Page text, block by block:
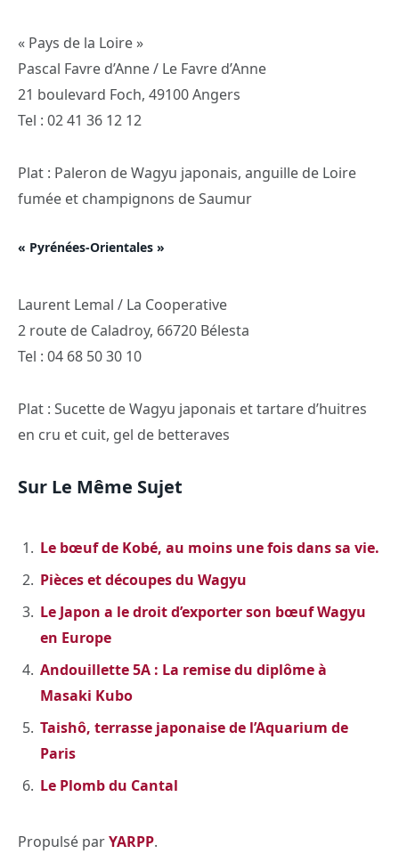
« Pays de la Loire »
Pascal Favre d’Anne / Le Favre d’Anne
21 boulevard Foch, 49100 Angers
Tel : 02 41 36 12 12
Plat : Paleron de Wagyu japonais, anguille de Loire
fumée et champignons de Saumur
« Pyrénées-Orientales »
Laurent Lemal / La Cooperative
2 route de Caladroy, 66720 Bélesta
Tel : 04 68 50 30 10
Plat : Sucette de Wagyu japonais et tartare d’huitres
en cru et cuit, gel de betteraves
Sur Le Même Sujet
Le bœuf de Kobé, au moins une fois dans sa vie.
Pièces et découpes du Wagyu
Le Japon a le droit d’exporter son bœuf Wagyu
en Europe
Andouillette 5A : La remise du diplôme à
Masaki Kubo
Taishô, terrasse japonaise de l’Aquarium de
Paris
Le Plomb du Cantal
Propulsé parYARPP.